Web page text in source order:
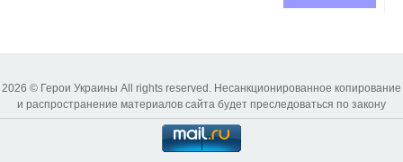
2026 © Герои Украины All rights reserved. Несанкционированное копирование
и распространение материалов сайта будет преследоваться по закону